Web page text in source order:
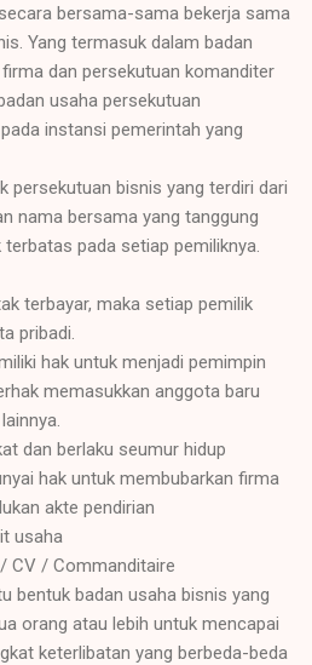
bersama-sama bekerja sama
Yang termasuk dalam badan
dan persekutuan komanditer
usaha persekutuan
instansi pemerintah yang
persekutuan bisnis yang terdiri dari
nama bersama yang tanggung
pada setiap pemiliknya.
terbayar, maka setiap pemilik
pribadi.
hak untuk menjadi pemimpin
memasukkan anggota baru
dan berlaku seumur hidup
hak untuk membubarkan firma
akte pendirian
usaha
CV / Commanditaire
bentuk badan usaha bisnis yang
orang atau lebih untuk mencapai
keterlibatan yang berbeda-beda